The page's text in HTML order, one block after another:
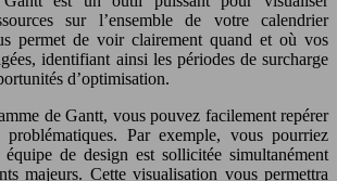
sur l’ensemble de votre calendrier
permet de voir clairement quand et où vos
identifiant ainsi les périodes de surcharge
d’optimisation.
de Gantt, vous pouvez facilement repérer
problématiques. Par exemple, vous pourriez
de design est sollicitée simultanément
majeurs. Cette visualisation vous permettra